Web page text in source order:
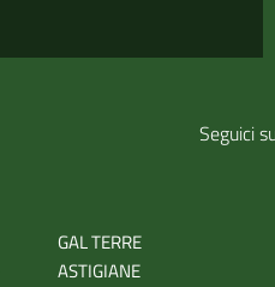
Seguici
GAL TERRE
ASTIGIANE